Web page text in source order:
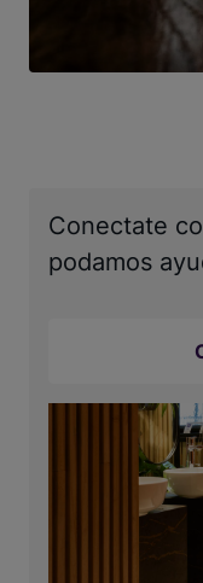
Conectate
podamos